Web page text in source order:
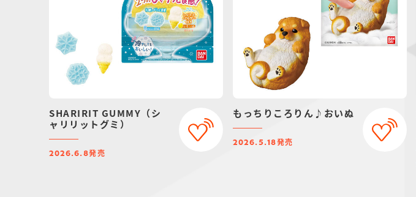
SHARIRIT GUMMY（シ
ャリリットグミ）
2026.6.8発売
もっちりころりん♪おいぬ
2026.5.18発売